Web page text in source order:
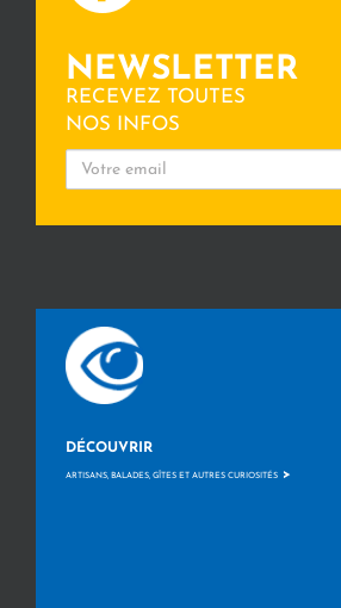
NEWSLETTER
RECEVEZ TOUTES
NOS INFOS
DÉCOUVRIR
ARTISANS, BALADES, GÎTES ET AUTRES CURIOSITÉS >